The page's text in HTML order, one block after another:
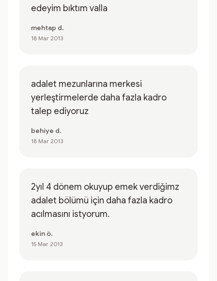
edeyim bıktım valla
mehtap d.
18 Mar 2013
adalet mezunlarına merkesi
yerleştirmelerde daha fazla kadro
talep ediyoruz
behiye d.
18 Mar 2013
2yıl 4 dönem okuyup emek verdiğimz
adalet bölümü için daha fazla kadro
acılmasını istyorum.
ekin ö.
15 Mar 2013